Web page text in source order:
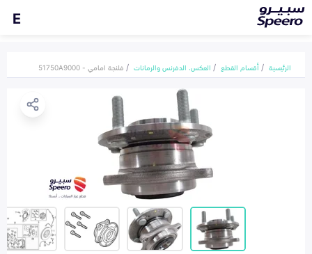
E
الرئيسية أقسام القطع العكس، الدفرنس والرمانات فلنجة امامي - 51750A9000